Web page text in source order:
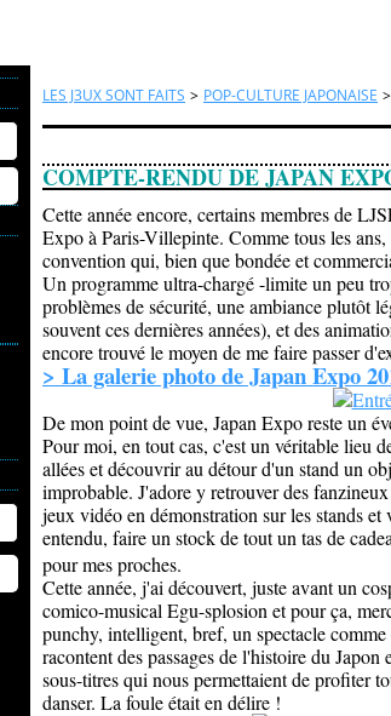
LES J3UX SONT FAITS > POP-CULTURE JAPONAISE >
COMPTE-RENDU DE JAPAN
Cette année encore, certains membres de
Expo à Paris-Villepinte. Comme tous les
convention qui, bien que bondée et
Un programme ultra-chargé -limite un peu
problèmes de sécurité, une ambiance plutôt
souvent ces dernières années), et des
encore trouvé le moyen de me faire passer
> La galerie photo de Japan Expo
De mon point de vue, Japan Expo reste un
Pour moi, en tout cas, c'est un véritable lieu
allées et découvrir au détour d'un stand un
improbable. J'adore y retrouver des
jeux vidéo en démonstration sur les stands
entendu, faire un stock de tout un tas de
pour mes proches.
Cette année, j'ai découvert, juste avant un
comico-musical Egu-splosion et pour ça,
punchy, intelligent, bref, un spectacle
racontent des passages de l'histoire du
sous-titres qui nous permettaient de profiter
danser. La foule était en délire !